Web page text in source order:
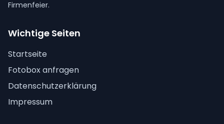
Firmenfeier.
Wichtige Seiten
Startseite
Fotobox anfragen
Datenschutzerklärung
Impressum